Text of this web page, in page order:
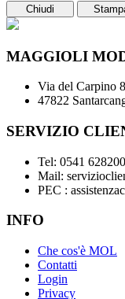
Chiudi
MAGGIOLI
Via del Carpino 8
47822
SERVIZIO
Tel: 0541
Mail:
PEC :
INFO
Che cos'è MOL
Contatti
Login
Privacy